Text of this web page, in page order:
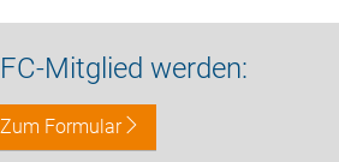
Mitglied werden:
Zum Formular